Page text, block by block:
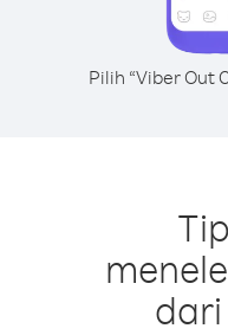
Pilih “Viber Out